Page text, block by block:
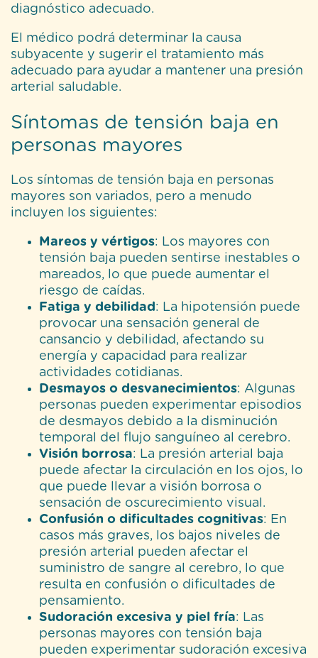
diagnóstico adecuado.
El médico podrá determinar la causa
subyacente y sugerir el tratamiento más
adecuado para ayudar a mantener una presión
arterial saludable.
Síntomas de tensión baja en
personas mayores
Los síntomas de tensión baja en personas
mayores son variados, pero a menudo
incluyen los siguientes:
Mareos y vértigos: Los mayores con
tensión baja pueden sentirse inestables o
mareados, lo que puede aumentar el
riesgo de caídas.
Fatiga y debilidad: La hipotensión puede
provocar una sensación general de
cansancio y debilidad, afectando su
energía y capacidad para realizar
actividades cotidianas.
Desmayos o desvanecimientos: Algunas
personas pueden experimentar episodios
de desmayos debido a la disminución
temporal del flujo sanguíneo al cerebro.
Visión borrosa: La presión arterial baja
puede afectar la circulación en los ojos, lo
que puede llevar a visión borrosa o
sensación de oscurecimiento visual.
Confusión o dificultades cognitivas: En
casos más graves, los bajos niveles de
presión arterial pueden afectar el
suministro de sangre al cerebro, lo que
resulta en confusión o dificultades de
pensamiento.
Sudoración excesiva y piel fría: Las
personas mayores con tensión baja
pueden experimentar sudoración excesiva